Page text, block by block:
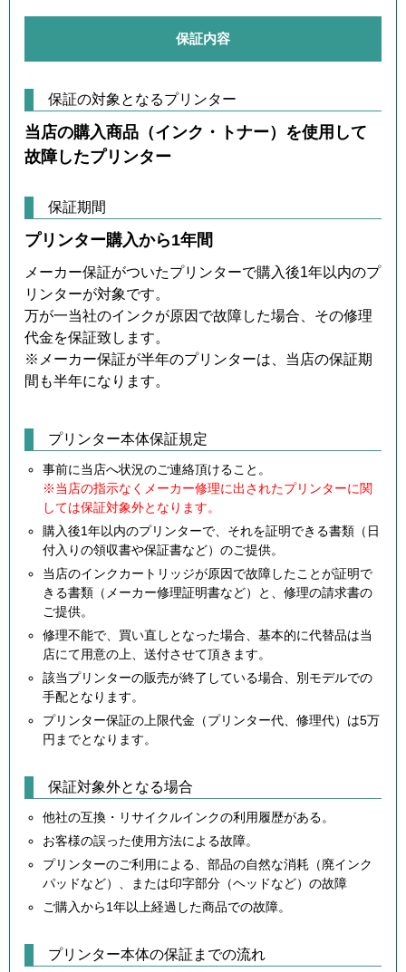
保証内容
保証の対象となるプリンター
当店の購入商品（インク・トナー）を使用して
故障したプリンター
保証期間
プリンター購入から1年間
メーカー保証がついたプリンターで購入後1年以内のプ
リンターが対象です。
万が一当社のインクが原因で故障した場合、その修理
代金を保証致します。
※メーカー保証が半年のプリンターは、当店の保証期
間も半年になります。
プリンター本体保証規定
事前に当店へ状況のご連絡頂けること。
※当店の指示なくメーカー修理に出されたプリンターに関
しては保証対象外となります。
購入後1年以内のプリンターで、それを証明できる書類（日
付入りの領収書や保証書など）のご提供。
当店のインクカートリッジが原因で故障したことが証明で
きる書類（メーカー修理証明書など）と、修理の請求書の
ご提供。
修理不能で、買い直しとなった場合、基本的に代替品は当
店にて用意の上、送付させて頂きます。
該当プリンターの販売が終了している場合、別モデルでの
手配となります。
プリンター保証の上限代金（プリンター代、修理代）は5万
円までとなります。
保証対象外となる場合
他社の互換・リサイクルインクの利用履歴がある。
お客様の誤った使用方法による故障。
プリンターのご利用による、部品の自然な消耗（廃インク
パッドなど）、または印字部分（ヘッドなど）の故障
ご購入から1年以上経過した商品での故障。
プリンター本体の保証までの流れ